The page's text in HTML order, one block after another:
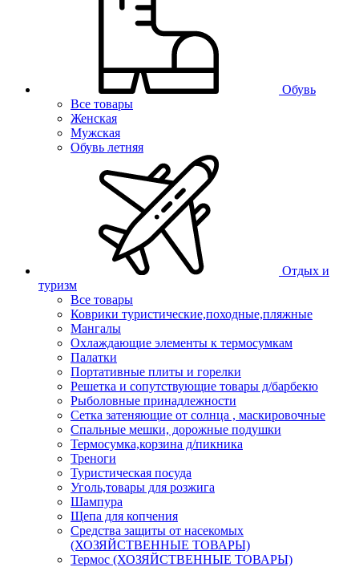
Обувь
Все товары
Женская
Мужская
Обувь летняя
Отдых и
туризм
Все товары
Коврики туристические,походные,пляжные
Мангалы
Охлаждающие элементы к термосумкам
Палатки
Портативные плиты и горелки
Решетка и сопутствующие товары д/барбекю
Рыболовные принадлежности
Сетка затеняющие от солнца , маскировочные
Спальные мешки, дорожные подушки
Термосумка,корзина д/пикника
Треноги
Туристическая посуда
Уголь,товары для розжига
Шампура
Щепа для копчения
Средства защиты от насекомых
(ХОЗЯЙСТВЕННЫЕ ТОВАРЫ)
Термос (ХОЗЯЙСТВЕННЫЕ ТОВАРЫ)